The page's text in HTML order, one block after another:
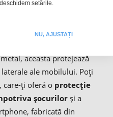
clasic pentru telefonul
aceasta protejează
ale mobilului. Poți
care-ți oferă o protecție
șocurilor și a
fabricată din
setările.
NU, AJUSTAȚI